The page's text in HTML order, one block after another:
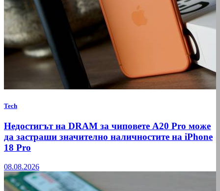
Tech
Недостигът на DRAM за чиповете A20 Pro може
да застраши значително наличностите на iPhone
18 Pro
08.08.2026